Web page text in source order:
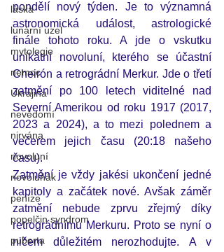
láska
lunární uzel
mytologie
nemoc
Ukrajina
nevědomí
nirvána
novoluní
novoluňák
peníze
popelčin syndrom
puberta
pondělí nový týden. Je to významná
astronomická událost, astrologické
finále tohoto roku. A jde o vskutku
unikátní novoluní, kterého se účastní
Cheirón a retrográdní Merkur. Jde o třetí
zatmění po 100 letech viditelné nad
Severní Amerikou od roku 1917 (2017,
2023 a 2024), a to mezi polednem a
večerem jejich času (20:18 našeho
času).
Zatmění je vždy jakési ukončení jedné
kapitoly a začátek nové. Avšak záměr
zatmění nebude zprvu zřejmý díky
retrográdnímu Merkuru. Proto se nyní o
ničem důležitém nerozhodujte. A v